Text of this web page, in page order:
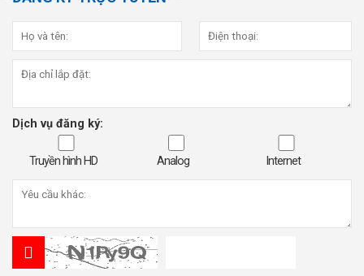
Dịch vụ đăng ký:
Truyền hình HD Analog Internet